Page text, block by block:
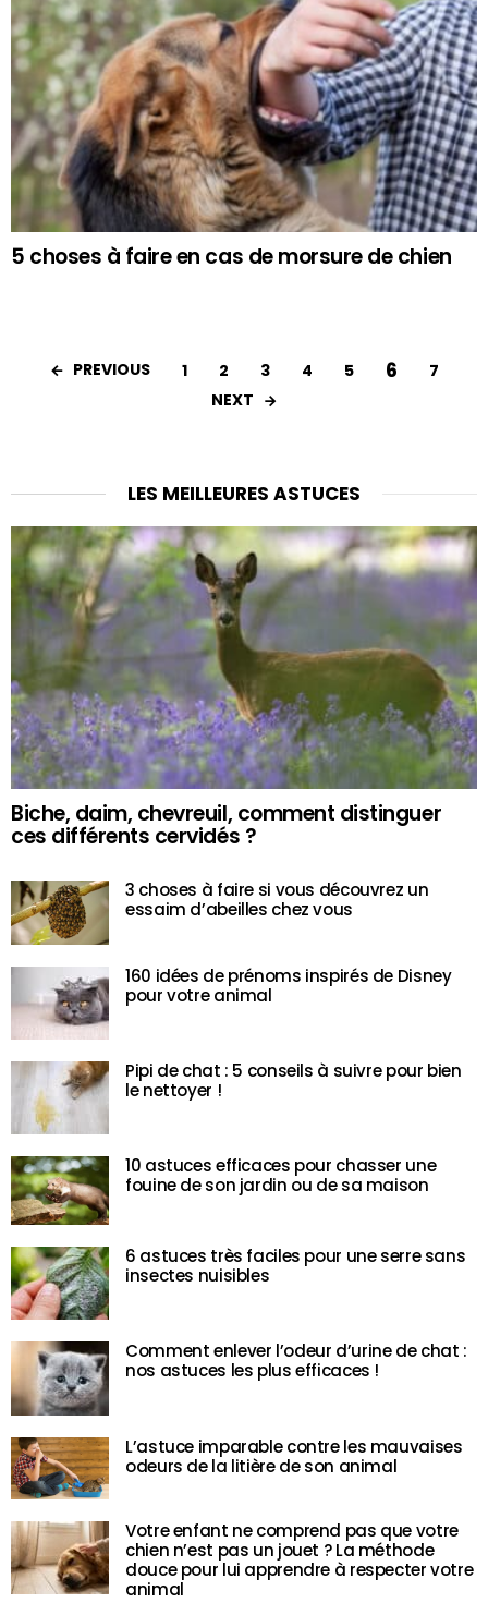
5 choses à faire en cas de morsure de chien
PREVIOUS 1 2 3 4 5 6
7
NEXT
LES MEILLEURES ASTUCES
Biche, daim, chevreuil, comment distinguer
ces différents cervidés ?
3 choses à faire si vous découvrez un
essaim d’abeilles chez vous
160 idées de prénoms inspirés de Disney
pour votre animal
Pipi de chat : 5 conseils à suivre pour bien
le nettoyer !
10 astuces efficaces pour chasser une
fouine de son jardin ou de sa maison
6 astuces très faciles pour une serre sans
insectes nuisibles
Comment enlever l’odeur d’urine de chat :
nos astuces les plus efficaces !
L’astuce imparable contre les mauvaises
odeurs de la litière de son animal
Votre enfant ne comprend pas que votre
chien n’est pas un jouet ? La méthode
douce pour lui apprendre à respecter votre
animal